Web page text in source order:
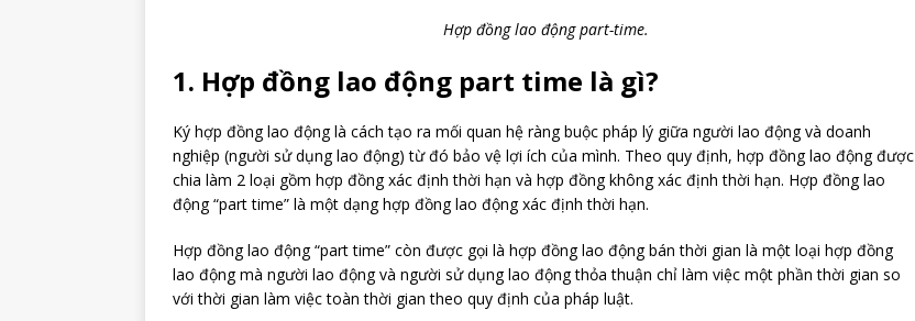
Hợp đồng lao động part-time.
1. Hợp đồng lao động part time là gì?
Ký hợp đồng lao động là cách tạo ra mối quan hệ ràng buộc pháp lý giữa người lao động và doanh
nghiệp (người sử dụng lao động) từ đó bảo vệ lợi ích của mình. Theo quy định, hợp đồng lao động được
chia làm 2 loại gồm hợp đồng xác định thời hạn và hợp đồng không xác định thời hạn. Hợp đồng lao
động “part time” là một dạng hợp đồng lao động xác định thời hạn.
Hợp đồng lao động “part time” còn được gọi là hợp đồng lao động bán thời gian là một loại hợp đồng
lao động mà người lao động và người sử dụng lao động thỏa thuận chỉ làm việc một phần thời gian so
với thời gian làm việc toàn thời gian theo quy định của pháp luật.